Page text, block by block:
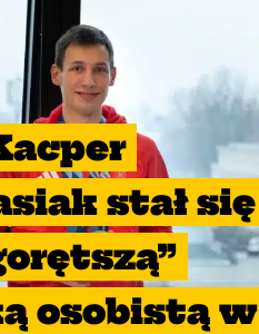
stał się
osobistą w